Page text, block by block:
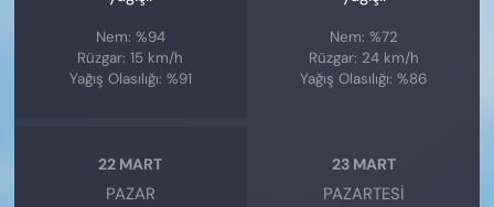
Nem: %94
Rüzgar: 15 km/h
Yağış Olasılığı: %91
Nem: %72
Rüzgar: 24 km/h
Yağış Olasılığı: %86
22 MART
PAZAR
23 MART
PAZARTESI